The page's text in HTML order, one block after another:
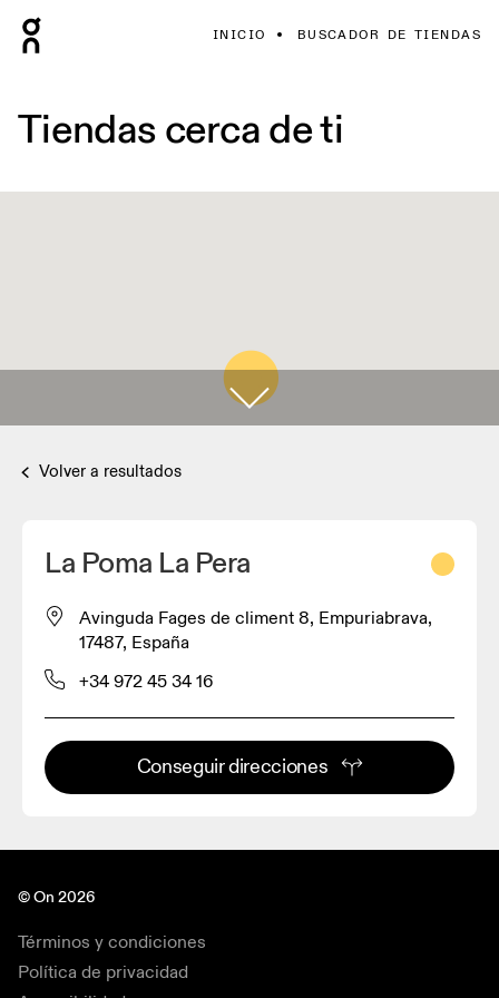
INICIO BUSCADOR DE TIENDAS
Tiendas cerca de ti
Volver a resultados
La Poma La Pera
Avinguda Fages de climent 8, Empuriabrava,
17487, España
+34 972 45 34 16
Conseguir direcciones
© On 2026
Términos y condiciones
Política de privacidad